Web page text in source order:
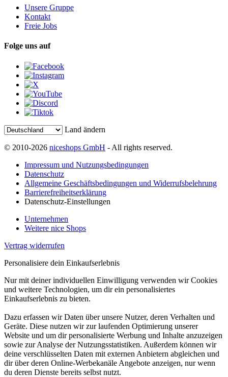
Unsere Gruppe
Kontakt
Freie Jobs
Folge uns auf
Land ändern
© 2010-2026 niceshops GmbH - All rights reserved.
Impressum und Nutzungsbedingungen
Datenschutz
Allgemeine Geschäftsbedingungen und Widerrufsbelehrung
Barrierefreiheitserklärung
Datenschutz-Einstellungen
Unternehmen
Weitere nice Shops
Vertrag widerrufen
Personalisiere dein Einkaufserlebnis
Nur mit deiner individuellen Einwilligung verwenden wir Cookies
und weitere Technologien, um dir ein personalisiertes
Einkaufserlebnis zu bieten.
Dazu erfassen wir Daten über unsere Nutzer, deren Verhalten und
Geräte. Diese nutzen wir zur laufenden Optimierung unserer
Website und um dir personalisierte Werbung und Inhalte anzuzeigen
sowie zur Analyse der Nutzungsstatistiken. Außerdem können wir
deine verschlüsselten Daten mit externen Anbietern abgleichen und
dir über deren Online-Werbekanäle Angebote anzeigen, nur wenn
du deren Dienste bereits selbst nutzt.